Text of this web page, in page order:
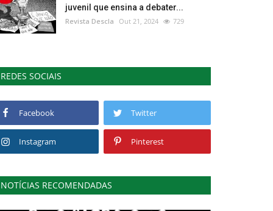
juvenil que ensina a debater...
Revista Descla Out 21, 2024 729
REDES SOCIAIS
Facebook Twitter
Instagram Pinterest
NOTÍCIAS RECOMENDADAS